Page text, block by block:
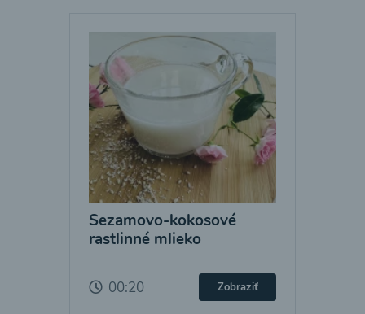
Sezamovo-kokosové
rastlinné mlieko
00:20 Zobraziť